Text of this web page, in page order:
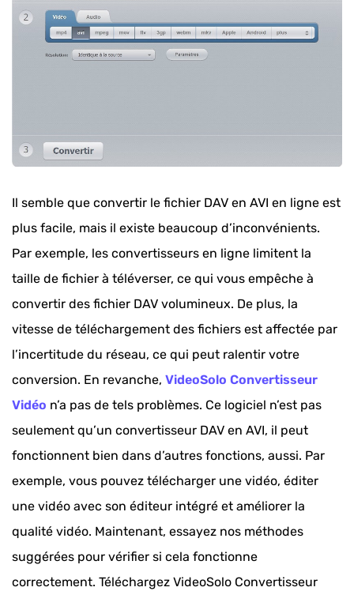
Il semble que convertir le fichier DAV en AVI en ligne est
plus facile, mais il existe beaucoup d’inconvénients.
Par exemple, les convertisseurs en ligne limitent la
taille de fichier à téléverser, ce qui vous empêche à
convertir des fichier DAV volumineux. De plus, la
vitesse de téléchargement des fichiers est affectée par
l’incertitude du réseau, ce qui peut ralentir votre
conversion. En revanche, VideoSolo Convertisseur
Vidéo n’a pas de tels problèmes. Ce logiciel n’est pas
seulement qu’un convertisseur DAV en AVI, il peut
fonctionnent bien dans d’autres fonctions, aussi. Par
exemple, vous pouvez télécharger une vidéo, éditer
une vidéo avec son éditeur intégré et améliorer la
qualité vidéo. Maintenant, essayez nos méthodes
suggérées pour vérifier si cela fonctionne
correctement. Téléchargez VideoSolo Convertisseur